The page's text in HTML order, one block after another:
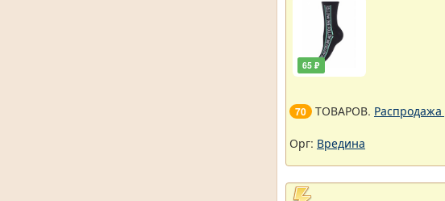
65 ₽
70 ТОВАРОВ. Распродажа
Орг: Вредина